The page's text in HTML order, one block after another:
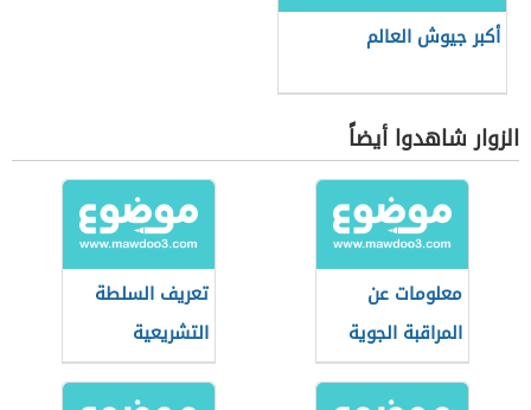
أكبر جيوش العالم
الزوار شاهدوا أيضاً
معلومات عن
المراقبة الجوية
تعريف السلطة
التشريعية